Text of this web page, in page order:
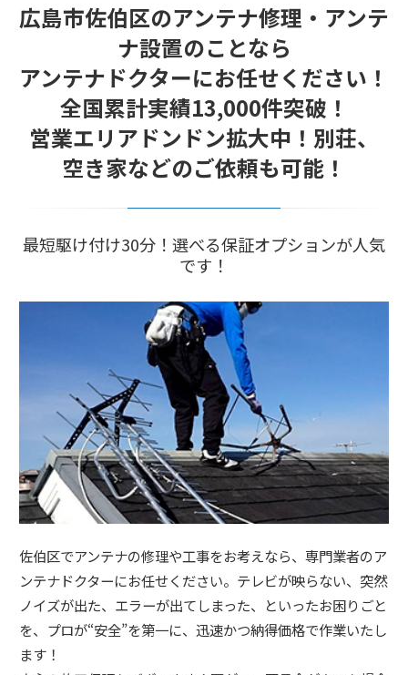
年末年始休暇につきまして
2022/07/04
フリーボイス（0120番号）への発信につきまし
て
2024/12/28
年末年始休業のお知らせ
広島市佐伯区のアンテナ修理・アンテ
ナ設置のことなら
アンテナドクターにお任せください！
全国累計実績13,000件突破！
営業エリアドンドン拡大中！別荘、
空き家などのご依頼も可能！
最短駆け付け30分！選べる保証オプションが人気
です！
佐伯区でアンテナの修理や工事をお考えなら、専門業者のア
ンテナドクターにお任せください。テレビが映らない、突然
ノイズが出た、エラーが出てしまった、といったお困りごと
を、プロが“安全”を第一に、迅速かつ納得価格で作業いたし
ます！